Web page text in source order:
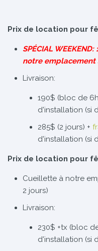
Prix de location pour
SPÉCIAL
notre emplacement
Livraison:
190$ (bloc de
d'installation (si
285$ (2 jours) +
d'installation (si
Prix de location pour
Cueillette à notre
2 jours)
Livraison:
230$ +tx (bloc
d'installation (si